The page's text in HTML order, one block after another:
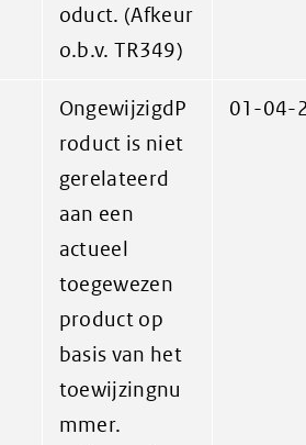
oduct. (Afkeur
o.b.v. TR349)
OngewijzigdP
roduct is niet
gerelateerd
aan een
actueel
toegewezen
product op
basis van het
toewijzingnu
mmer.
01-04-